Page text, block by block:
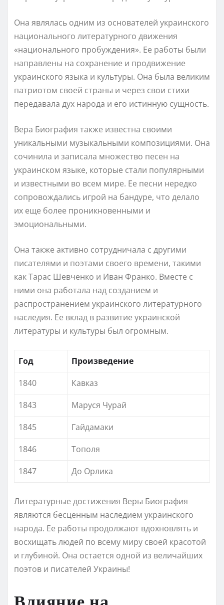
Она являлась одним из основателей украинского
национального литературного движения
«национального пробуждения». Ее работы были
направлены на сохранение и продвижение
украинского языка и культуры. Она была великим
патриотом своей страны и через свои стихи
передавала дух народа и его истинную сущность.
Вера Биография также известна своими
уникальными музыкальными композициями. Она
сочинила и записала множество песен на
украинском языке, которые стали популярными
и известными во всем мире. Ее песни нередко
сопровождались игрой на бандуре, что делало
их еще более проникновенными и
эмоциональными.
Она также активно сотрудничала с другими
писателями и поэтами своего времени, такими
как Тарас Шевченко и Иван Франко. Вместе с
ними она работала над созданием и
распространением украинского литературного
наследия. Ее вклад в развитие украинской
литературы и культуры был огромным.
Год
Произведение
1840
Кавказ
1843
Маруся Чурай
1845
Гайдамаки
1846
Тополя
1847
До Орлика
Литературные достижения Веры Биография
являются бесценным наследием украинского
народа. Ее работы продолжают вдохновлять и
восхищать людей по всему миру своей красотой
и глубиной. Она остается одной из величайших
поэтов и писателей Украины!
Влияние на